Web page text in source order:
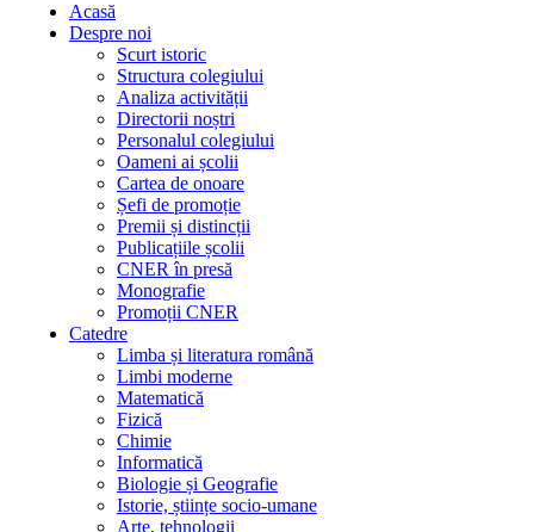
Acasă
Despre noi
Scurt istoric
Structura colegiului
Analiza activității
Directorii noștri
Personalul colegiului
Oameni ai școlii
Cartea de onoare
Șefi de promoție
Premii și distincții
Publicațiile școlii
CNER în presă
Monografie
Promoții CNER
Catedre
Limba și literatura română
Limbi moderne
Matematică
Fizică
Chimie
Informatică
Biologie și Geografie
Istorie, științe socio-umane
Arte, tehnologii